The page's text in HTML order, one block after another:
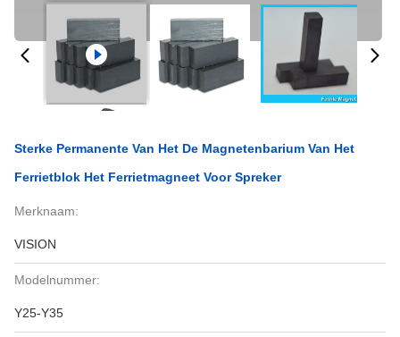
Sterke Permanente Van Het De Magnetenbarium Van Het
Ferrietblok Het Ferrietmagneet Voor Spreker
Merknaam:
VISION
Modelnummer:
Y25-Y35